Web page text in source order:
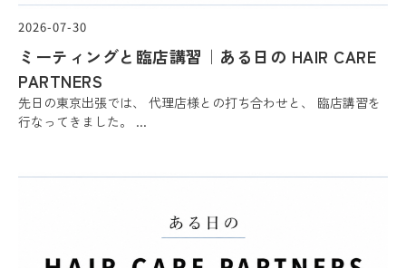
2026-07-30
ミーティングと臨店講習｜ある日の HAIR CARE
PARTNERS
先日の東京出張では、 代理店様との打ち合わせと、 臨店講習を
行なってきました。 ...